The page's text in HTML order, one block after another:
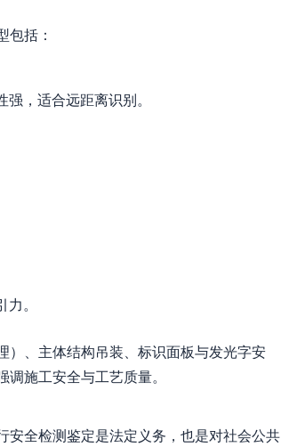
包括：
，适合远距离识别。
。
）、主体结构吊装、标识面板与发光字安
施工安全与工艺质量。
安全检测鉴定是法定义务，也是对社会公共